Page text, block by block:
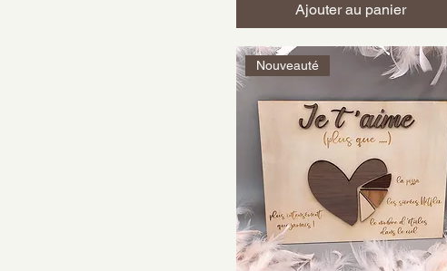
Ajouter au panier
Nouveauté